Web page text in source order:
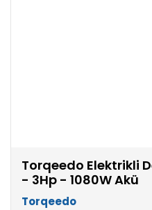
Torqeedo Elektrikli
- 3Hp - 1080W Akü
Torqeedo